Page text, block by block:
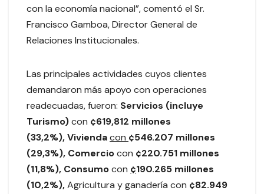
con la economía nacional”, comentó el Sr.
Francisco Gamboa, Director General de
Relaciones Institucionales.
Las principales actividades cuyos clientes
demandaron más apoyo con operaciones
readecuadas, fueron: Servicios (incluye
Turismo)con ¢619,812 millones
(33,2%),Viviendacon ¢546.207 millones
(29,3%), Comerciocon ¢220.751 millones
(11,8%), Consumocon ¢190.265 millones
(10,2%),Agricultura y ganadería con ¢82.949